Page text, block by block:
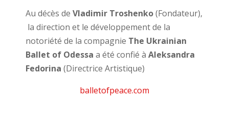
Au décès de Vladimir Troshenko(Fondateur),
la direction et le développement de la
notoriété de la compagnie The Ukrainian
Ballet of Odessa a été confié à Aleksandra
Fedorina (Directrice Artistique)
balletofpeace.com